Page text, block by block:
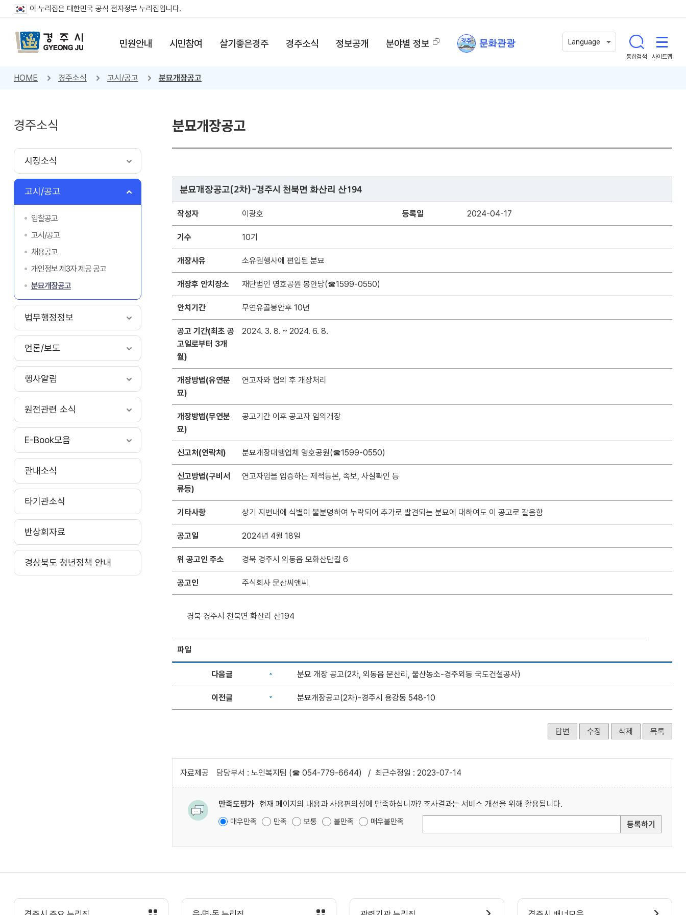
이 누리집은 대한민국 공식 전자정부 누리집입니다.
민원안내 시민참여 살기좋은경주 경주소식 정보공개 분야별 정보 문화관광 Language
통합검색 사이트맵
HOME 경주소식 고시/공고 분묘개장공고
경주소식
시정소식
고시/공고
입찰공고
고시/공고
채용공고
개인정보 제3자 제공 공고
분묘개장공고
법무행정정보
언론/보도
행사알림
원전관련 소식
E-Book모음
관내소식
타기관소식
반상회자료
경상북도 청년정책 안내
분묘개장공고
분묘개장공고(2차)-경주시 천북면 화산리 산194
작성자 이광호 등록일 2024-04-17
기수 10기
개장사유 소유권행사에 편입된 분묘
개장후 안치장소 재단법인 영호공원 봉안당(☎1599-0550)
안치기간 무연유골봉안후 10년
공고 기간(최초 공
고일로부터 3개
월)
2024. 3. 8. ~ 2024. 6. 8.
개장방법(유연분
묘)
연고자와 협의 후 개장처리
개장방법(무연분
묘)
공고기간 이후 공고자 임의개장
신고처(연락처) 분묘개장대행업체 영호공원(☎1599-0550)
신고방법(구비서
류등)
연고자임을 입증하는 제적등본, 족보, 사실확인 등
기타사항 상기 지번내에 식별이 불분명하여 누락되어 추가로 발견되는 분묘에 대하여도 이 공고로 갈음함
공고일 2024년 4월 18일
위 공고인 주소 경북 경주시 외동읍 모화산단길 6
공고인 주식회사 문산씨앤씨
경북 경주시 천북면 화산리 산194
파일
다음글 분묘 개장 공고(2차, 외동읍 문산리, 울산농소-경주외동 국도건설공사)
이전글 분묘개장공고(2차)-경주시 용강동 548-10
답변 수정 삭제 목록
자료제공 담당부서 : 노인복지팀 (☎ 054-779-6644) / 최근수정일 : 2023-07-14
만족도평가 현재 페이지의 내용과 사용편의성에 만족하십니까? 조사결과는 서비스 개선을 위해 활용됩니다.
매우만족 만족 보통 불만족 매우불만족 등록하기